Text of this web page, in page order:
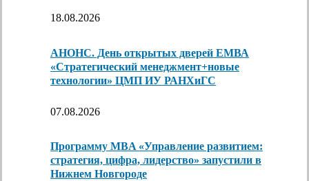
18.08.2026
АНОНС. День открытых дверей ЕМВА
«Стратегический менеджмент+новые
технологии» ЦМП ИУ РАНХиГС
07.08.2026
Программу MBA «Управление развитием:
стратегия, цифра, лидерство» запустили в
Нижнем Новгороде